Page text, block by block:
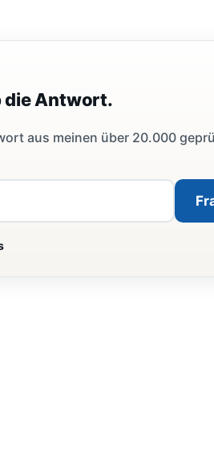
die Antwort.
aus meinen über 20.000